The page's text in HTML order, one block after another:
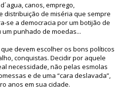
canos, emprego,
distribuição de miséria que sempre
se a democracia por um botijão de
punhado de moedas...
devem escolher os bons políticos
conquistas. Decidir por aquele
necessidade, não pelas esmolas
e de uma “cara deslavada”,
anos em sua cidade.